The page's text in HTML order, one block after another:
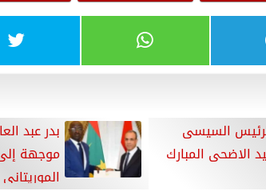
السيسى
الاضحى المبارك
بدر عبد
موجهة
الموريتانى